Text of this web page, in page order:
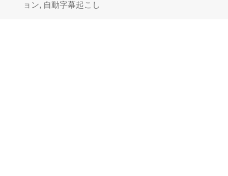
ョン, 自動字幕起こし